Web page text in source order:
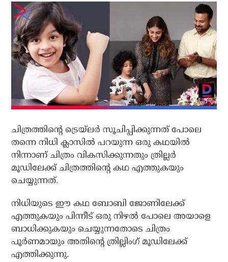
ചിത്രത്തിന്റെ ട്രെയ്‌ലര്‍ സൂചിപ്പിക്കുന്നത് പോലെ
തന്നെ നിധി ക്ലാസില്‍ പറയുന്ന ഒരു കഥയില്‍
നിന്നാണ് ചിത്രം വികസിക്കുന്നതും ത്രില്ലര്‍
മൂഡിലേക്ക് ചിത്രത്തിന്റെ കഥ എത്തുകയും
ചെയ്യുന്നത്.
നിധിയുടെ ഈ കഥ ബോബി ജോണിലേക്ക്
എത്തുകയും പിന്നീട് ഒരു നിഴല്‍ പോലെ അയാളെ
ബാധിക്കുകയും ചെയ്യുന്നതോടെ ചിത്രം
പൂര്‍ണമായും അതിന്റെ ത്രില്ലിംഗ് മൂഡിലേക്ക്
എത്തിക്കുന്നു.